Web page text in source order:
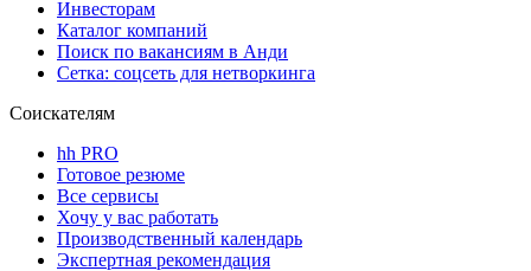
Инвесторам
Каталог компаний
Поиск по вакансиям в Анди
Сетка: соцсеть для нетворкинга
Соискателям
hh PRO
Готовое резюме
Все сервисы
Хочу у вас работать
Производственный календарь
Экспертная рекомендация